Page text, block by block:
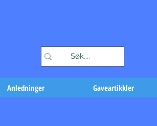
Anledninger Gaveartikkler